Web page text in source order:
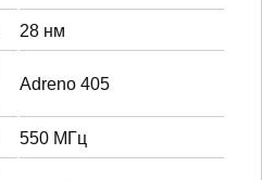
28 нм
Adreno 405
550 МГц